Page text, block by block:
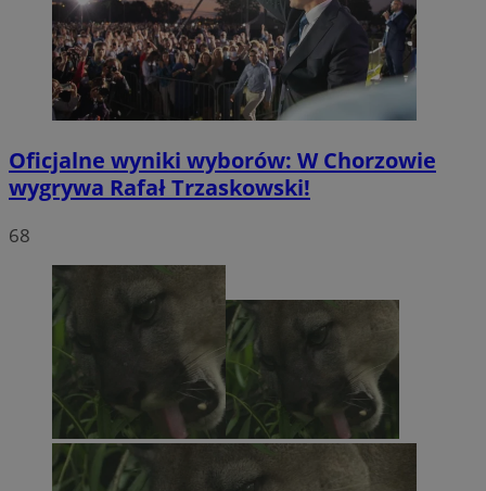
Oficjalne wyniki wyborów: W Chorzowie
wygrywa Rafał Trzaskowski!
68